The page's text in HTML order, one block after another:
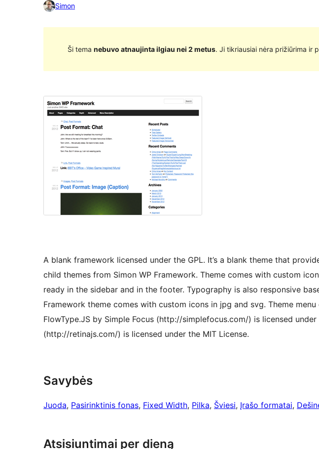
Simon
Ši tema nebuvo atnaujinta ilgiau nei 2 metus. Ji tikriausiai nėra prižiūrima ir
A blank framework licensed under the GPL. It’s a blank theme that
child themes from Simon WP Framework. Theme comes with custom
ready in the sidebar and in the footer. Typography is also responsive
Framework theme comes with custom icons in jpg and svg. Theme
FlowType.JS by Simple Focus (http://simplefocus.com/) is licensed under
(http://retinajs.com/) is licensed under the MIT License.
Savybės
Juoda, Pasirinktinis fonas, Fixed Width, Pilka, Šviesi, Įrašo formatai,
Atsisiuntimai per dieną